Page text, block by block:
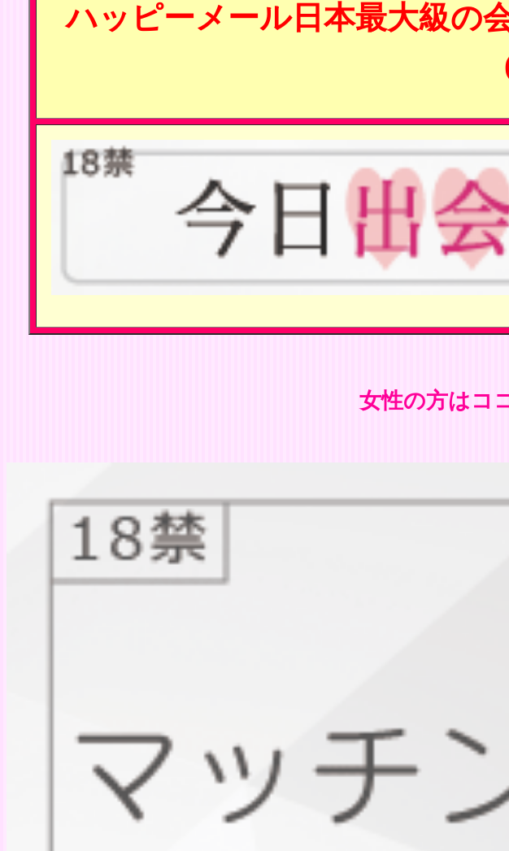
ハッピーメール日本最大級の
女性の方はコ